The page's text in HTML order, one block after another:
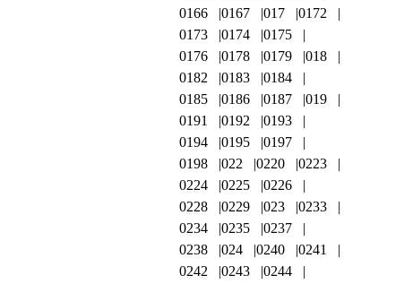
0166
0167 017
0172
0173
0174
0175
0176
0178 0179
018
0182
0183
0184
0185
0186 0187
019
0191
0192
0193
0194
0195
0197
0198
022 0220
0223
0224
0225
0226
0228
0229 023
0233
0234
0235
0237
0238
024 0240
0241
0242
0243
0244